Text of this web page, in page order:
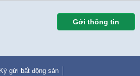
Gởi thông tin
Ký gửi bất động sản